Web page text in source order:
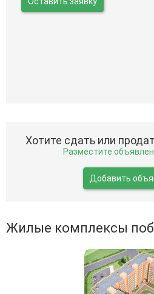
Хотите сдать или
Разместите
Добавить
Жилые комплексы